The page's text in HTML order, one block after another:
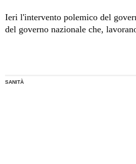
Ieri l'intervento polemico del
del governo nazionale che,
SANITÀ